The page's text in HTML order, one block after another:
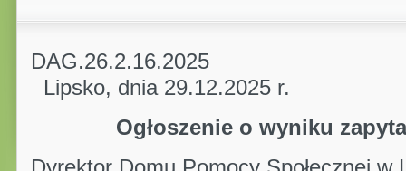
Lipsko, dnia 29.12.2025 r.
Ogłoszenie o wyniku